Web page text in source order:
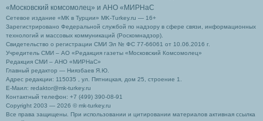
«Московский комсомолец» и АНО «МИРНаС
Сетевое издание «МК в Турции» MK-Turkey.ru — 16+
Зарегистрировано Федеральной службой по надзору в сфере связи, информационных
технологий и массовых коммуникаций (Роскомнадзор).
Свидетельство о регистрации СМИ Эл № ФС 77-66061 от 10.06.2016 г.
Учредитель СМИ – АО «Редакция газеты «Московский Комсомолец»
Редакция СМИ – АНО «МИРНаС»
Главный редактор — Ниязбаев Я.Ю.
Адрес редакции: 115035 , ул. Пятницкая, дом 25, строение 1.
Е-Маил: redaktor@mk-turkey.ru
Контактный телефон: +7 (499) 390-08-91
Copyright 2003 — 2026 © mk-turkey.ru
Все права защищены. При использовании и цитировании материалов активная ссылка